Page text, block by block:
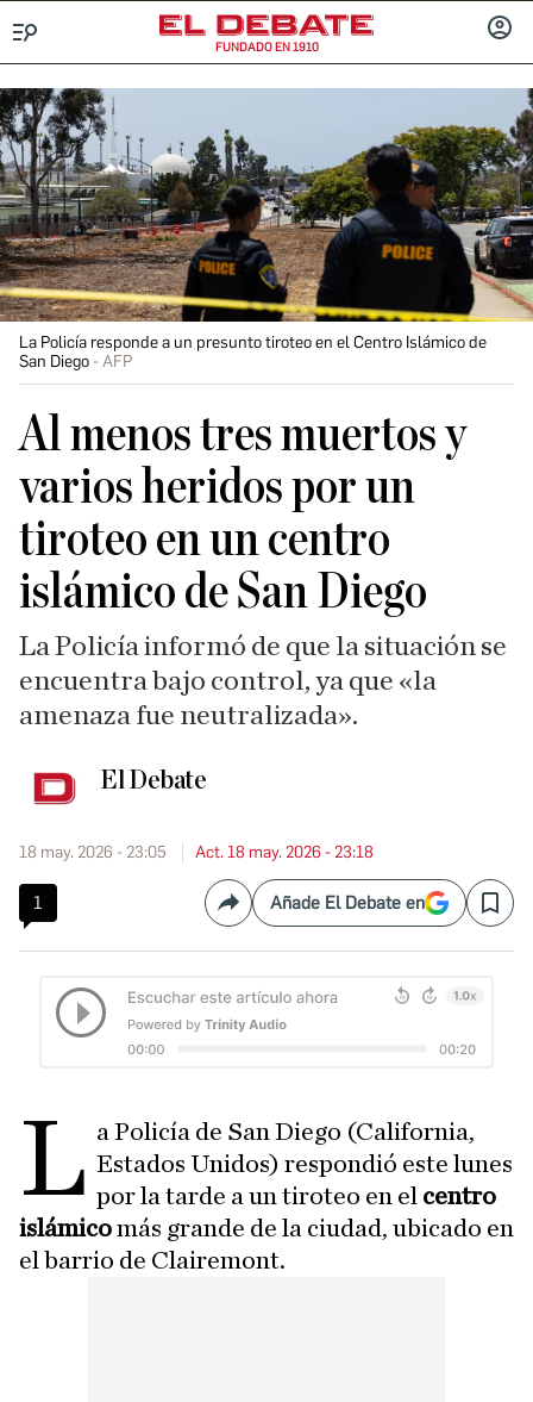
FUNDADO EN 1910
La Policía responde a un presunto tiroteo en el Centro Islámico de
San Diego
AFP
Al menos tres muertos y
varios heridos por un
tiroteo en un centro
islámico de San Diego
La Policía informó de que la situación se
encuentra bajo control, ya que «la
amenaza fue neutralizada».
El Debate
18 may. 2026 - 23:05 Act. 18 may. 2026 - 23:18
1 CompartirAñade El Debate en Save
L a Policía de San Diego (California,
Estados Unidos) respondió este lunes
por la tarde a un tiroteo en el centro
islámicomás grande de la ciudad, ubicado en
el barrio de Clairemont.